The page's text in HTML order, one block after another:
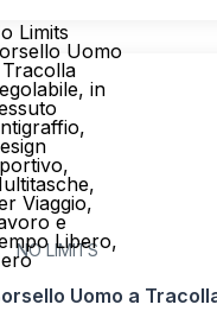
Limits
Uomo
in
Viaggio,
e
Libero,
NO LIMITS
Uomo a